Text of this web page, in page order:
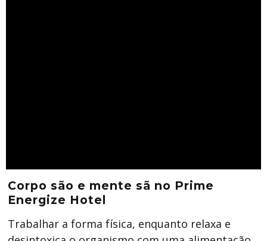
Corpo são e mente sã no Prime
Energize Hotel
Trabalhar a forma física, enquanto relaxa e